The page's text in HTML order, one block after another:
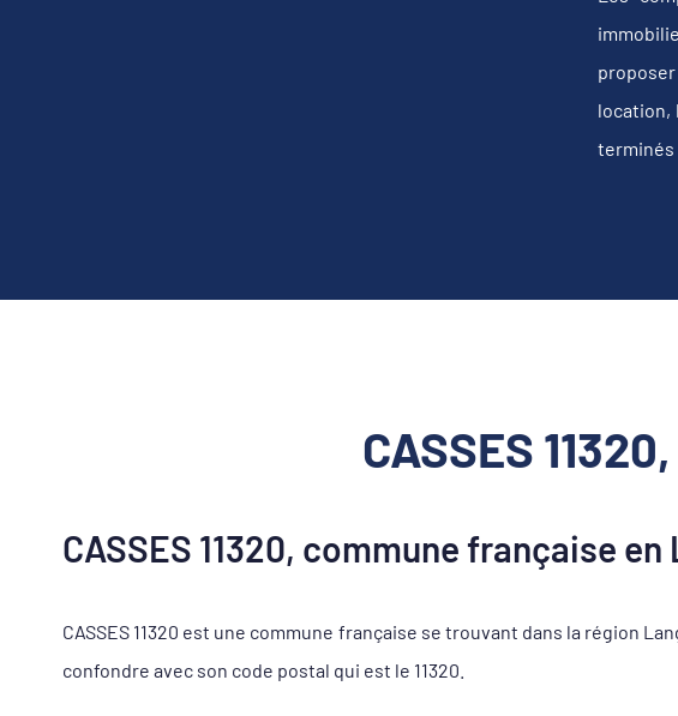
location,
terminés
CASSES
CASSES 11320, commune française
CASSES 11320 est une commune française se trouvant dans la région
confondre avec son code postal qui est le 11320.